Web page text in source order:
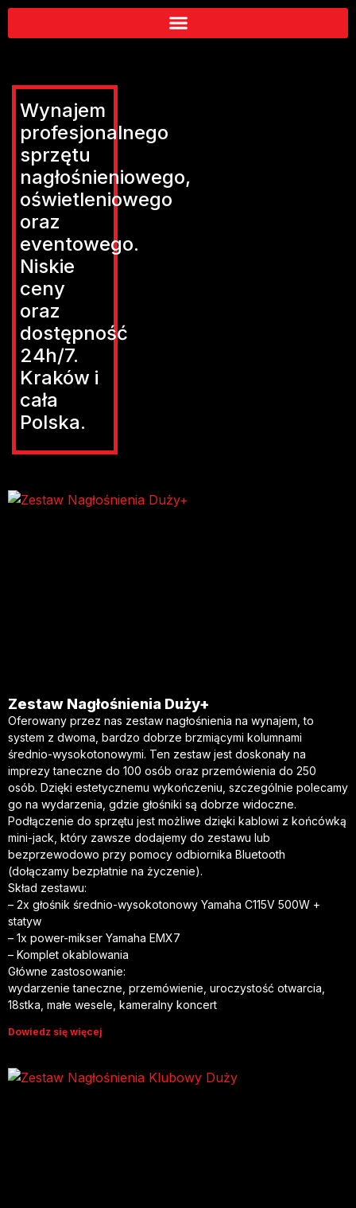
Wynajem
profesjonalnego
sprzętu
nagłośnieniowego,
oświetleniowego
oraz
eventowego.
Niskie
ceny
oraz
dostępność
24h/7.
Kraków i
cała
Polska.
Zestaw Nagłośnienia Duży+
Oferowany przez nas zestaw nagłośnienia na wynajem, to
system z dwoma, bardzo dobrze brzmiącymi kolumnami
średnio-wysokotonowymi. Ten zestaw jest doskonały na
imprezy taneczne do 100 osób oraz przemówienia do 250
osób. Dzięki estetycznemu wykończeniu, szczególnie polecamy
go na wydarzenia, gdzie głośniki są dobrze widoczne.
Podłączenie do sprzętu jest możliwe dzięki kablowi z końcówką
mini-jack, który zawsze dodajemy do zestawu lub
bezprzewodowo przy pomocy odbiornika Bluetooth
(dołączamy bezpłatnie na życzenie).
Skład zestawu:
– 2x głośnik średnio-wysokotonowy Yamaha C115V 500W +
statyw
– 1x power-mikser Yamaha EMX7
– Komplet okablowania
Główne zastosowanie:
wydarzenie taneczne, przemówienie, uroczystość otwarcia,
18stka, małe wesele, kameralny koncert
Dowiedz się więcej